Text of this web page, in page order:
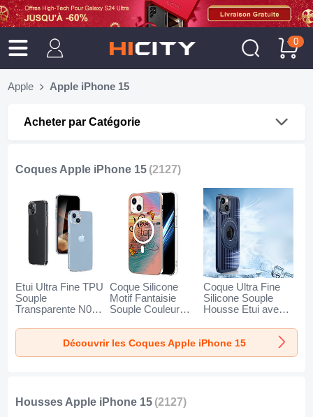
0
Apple Apple iPhone 15
Acheter par Catégorie
Coques Apple iPhone 15 (2127)
Etui Ultra Fine TPU
Souple
Transparente N03
15 Clair
Coque Silicone
Motif Fantaisie
Souple Couleur
avec Mag-Safe
Magnetic
Magnetique pour
Coque Ultra Fine
Silicone Souple
Housse Etui avec
Magnetique AC1
pour Apple iPhone
15 Bleu
Découvrir les Coques Apple iPhone 15
Housses Apple iPhone 15 (2127)